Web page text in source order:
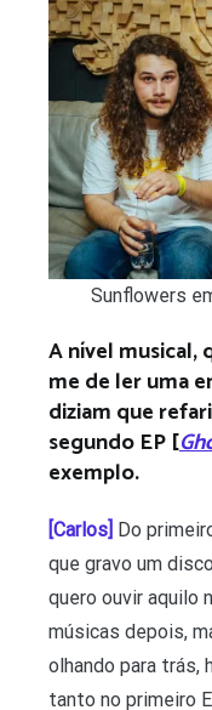
Sunflowers
A nível musical,
me de ler uma
diziam que
segundo EP [
exemplo.
[Carlos] Do
que gravo um
quero ouvir aquilo
músicas depois,
olhando para trás,
tanto no primeiro